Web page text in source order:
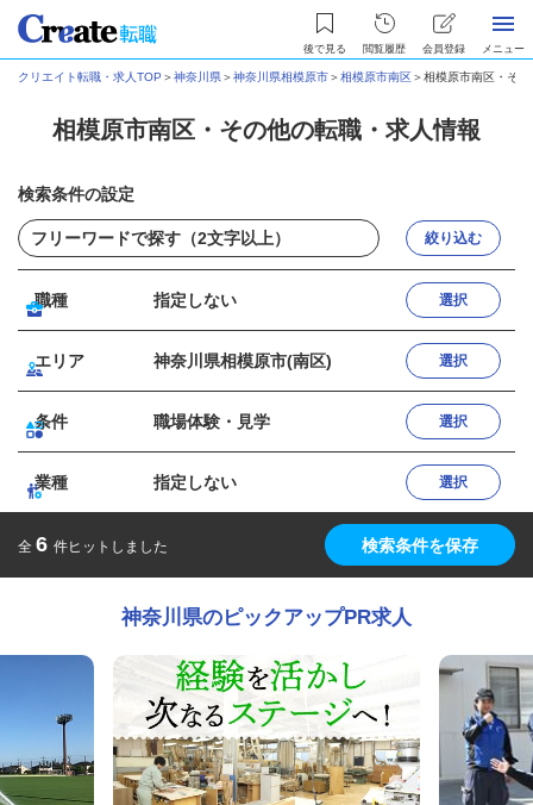
後で見る 閲覧履歴 会員登録 メニュー
クリエイト転職・求人TOP ＞神奈川県＞神奈川県相模原市＞相模原市南区＞相模原市南区・そ
相模原市南区・その他の転職・求人情報
検索条件の設定
絞り込む
職種 指定しない 選択
エリア 神奈川県相模原市(南区) 選択
条件 職場体験・見学 選択
業種 指定しない 選択
全 6 件ヒットしました 検索条件を保存
神奈川県のピックアップPR求人